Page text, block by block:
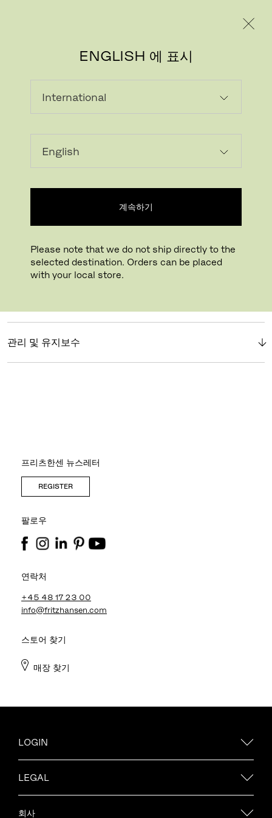
ENGLISH 에 표시
계속하기
Please note that we do not ship directly to the
selected destination. Orders can be placed
with your local store.
위시리스트에 추가하기
매장 찾기
Buying online? This is our website for International. From here we do not offer
online purchasing. Orders can be placed with your local store.
관리 및 유지보수
프리츠한센 뉴스레터
REGISTER
팔로우
연락처
+45 48 17 23 00
info@fritzhansen.com
스토어 찾기
매장 찾기
LOGIN
LEGAL
회사